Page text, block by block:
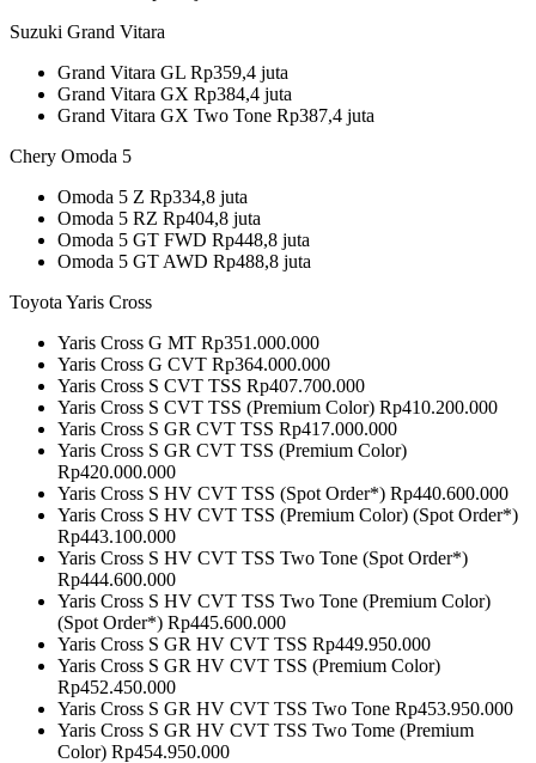
Suzuki Grand Vitara
Grand Vitara GL Rp359,4 juta
Grand Vitara GX Rp384,4 juta
Grand Vitara GX Two Tone Rp387,4 juta
Chery Omoda 5
Omoda 5 Z Rp334,8 juta
Omoda 5 RZ Rp404,8 juta
Omoda 5 GT FWD Rp448,8 juta
Omoda 5 GT AWD Rp488,8 juta
Toyota Yaris Cross
Yaris Cross G MT Rp351.000.000
Yaris Cross G CVT Rp364.000.000
Yaris Cross S CVT TSS Rp407.700.000
Yaris Cross S CVT TSS (Premium Color) Rp410.200.000
Yaris Cross S GR CVT TSS Rp417.000.000
Yaris Cross S GR CVT TSS (Premium Color)
Rp420.000.000
Yaris Cross S HV CVT TSS (Spot Order*) Rp440.600.000
Yaris Cross S HV CVT TSS (Premium Color) (Spot Order*)
Rp443.100.000
Yaris Cross S HV CVT TSS Two Tone (Spot Order*)
Rp444.600.000
Yaris Cross S HV CVT TSS Two Tone (Premium Color)
(Spot Order*) Rp445.600.000
Yaris Cross S GR HV CVT TSS Rp449.950.000
Yaris Cross S GR HV CVT TSS (Premium Color)
Rp452.450.000
Yaris Cross S GR HV CVT TSS Two Tone Rp453.950.000
Yaris Cross S GR HV CVT TSS Two Tome (Premium
Color) Rp454.950.000